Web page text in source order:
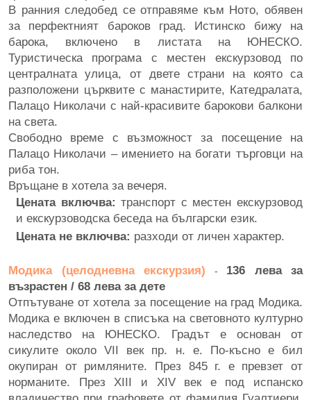
В ранния следобед се отправяме към Ното, обявен
за перфектният бароков град. Истинско бижу на
барока, включено в листата на ЮНЕСКО.
Туристическа програма с местен екскурзовод по
централната улица, от двете страни на която са
разположени църквите с манастирите, Катедралата,
Палацо Николачи с най-красивите барокови балкони
на света.
Свободно време с възможност за посещение на
Палацо Николачи – имението на богати търговци на
риба тон.
Връщане в хотела за вечеря.
Цената включва: транспорт с местен екскурзовод
и екскурзоводска беседа на български език.
Цената не включва: разходи от личен характер.
Модика (целодневна екскурзия) - 136 лева за
възрастен / 68 лева за дете
Отпътуване от хотела за посещение на град Модика.
Модика е включен в списъка на световното културно
наследство на ЮНЕСКО. Градът е основан от
сикулите около VII век пр. н. е. По-късно е бил
окупиран от римляните. През 845 г. е превзет от
норманите. През XIII и XIV век е под испанско